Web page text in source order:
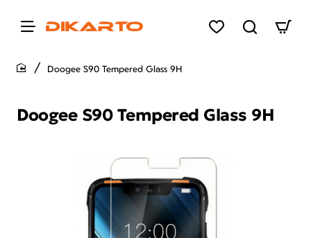
Doogee S90 Tempered Glass 9H
Doogee S90 Tempered Glass 9H